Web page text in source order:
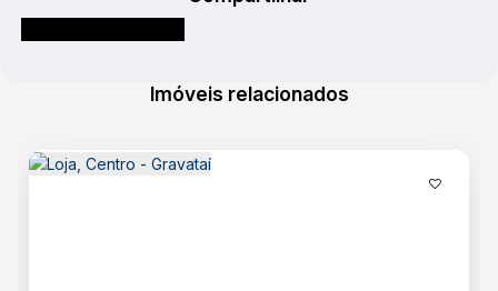
Imóveis relacionados